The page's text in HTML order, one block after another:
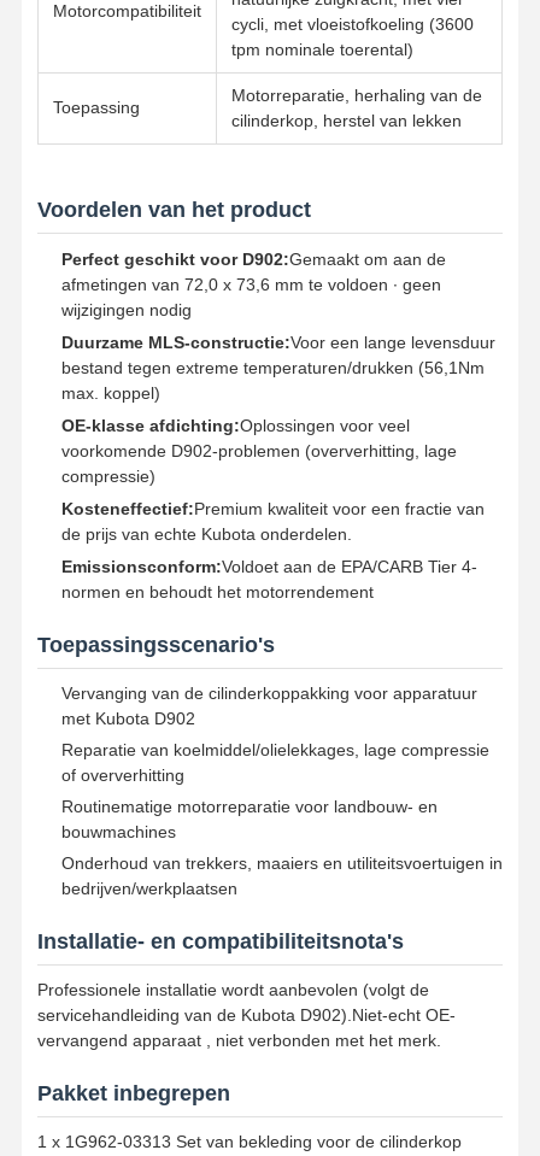
Kwaliteitscont Contacteer
Ons
Ga Nu
Praten.
MITSUBISHI-Graafwerktuig Engine Parts
De Motoronderdelen van Caterpillar
Onderdelen voor Kubota-motoren
YANMAR Motoronderdelen
DOOSAN Deeltjes van graafmachines
Isuzu Excavator Engine Parts
motor Oliepomp
Motor Cilinderkop
Motorzuigerveer
Dieselmotortrapas
dieselmotornokkenas
Motor turbolader
Motorcompatibiliteit
cycli, met vloeistofkoeling (3600
tpm nominale toerental)
Toepassing
Motorreparatie, herhaling van de
cilinderkop, herstel van lekken
Voordelen van het product
Perfect geschikt voor D902:Gemaakt om aan de
afmetingen van 72,0 x 73,6 mm te voldoen ∙ geen
wijzigingen nodig
Duurzame MLS-constructie:Voor een lange levensduur
bestand tegen extreme temperaturen/drukken (56,1Nm
max. koppel)
OE-klasse afdichting:Oplossingen voor veel
voorkomende D902-problemen (oververhitting, lage
compressie)
Kosteneffectief:Premium kwaliteit voor een fractie van
de prijs van echte Kubota onderdelen.
Emissionsconform:Voldoet aan de EPA/CARB Tier 4-
normen en behoudt het motorrendement
Toepassingsscenario's
Vervanging van de cilinderkoppakking voor apparatuur
met Kubota D902
Reparatie van koelmiddel/olielekkages, lage compressie
of oververhitting
Routinematige motorreparatie voor landbouw- en
bouwmachines
Onderhoud van trekkers, maaiers en utiliteitsvoertuigen in
bedrijven/werkplaatsen
Installatie- en compatibiliteitsnota's
Professionele installatie wordt aanbevolen (volgt de
servicehandleiding van de Kubota D902).Niet-echt OE-
vervangend apparaat , niet verbonden met het merk.
Pakket inbegrepen
1 x 1G962-03313 Set van bekleding voor de cilinderkop